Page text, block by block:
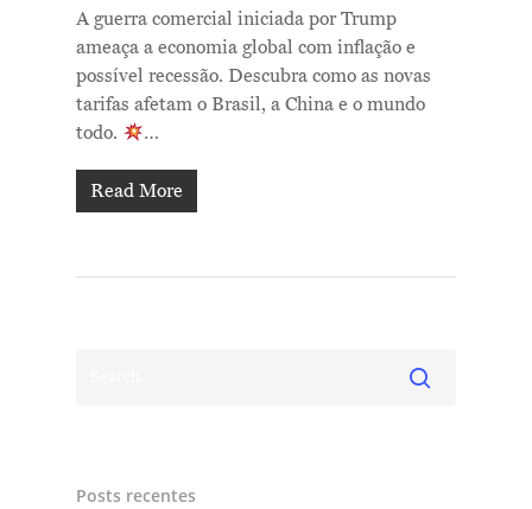
A guerra comercial iniciada por Trump
ameaça a economia global com inflação e
possível recessão. Descubra como as novas
tarifas afetam o Brasil, a China e o mundo
todo.
…
Read More
Posts recentes